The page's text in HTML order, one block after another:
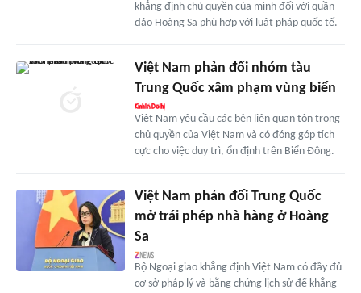
khẳng định chủ quyền của mình đối với quần
đảo Hoàng Sa phù hợp với luật pháp quốc tế.
Việt Nam phản đối nhóm tàu
Trung Quốc xâm phạm vùng biển
Việt Nam yêu cầu các bên liên quan tôn trọng
chủ quyền của Việt Nam và có đóng góp tích
cực cho việc duy trì, ổn định trên Biển Đông.
Việt Nam phản đối Trung Quốc
mở trái phép nhà hàng ở Hoàng
Sa
Bộ Ngoại giao khẳng định Việt Nam có đầy đủ
cơ sở pháp lý và bằng chứng lịch sử để khẳng